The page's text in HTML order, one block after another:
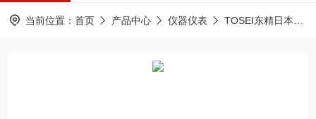
当前位置： 首页 产品中心 仪器仪表 TOSEI东精日本